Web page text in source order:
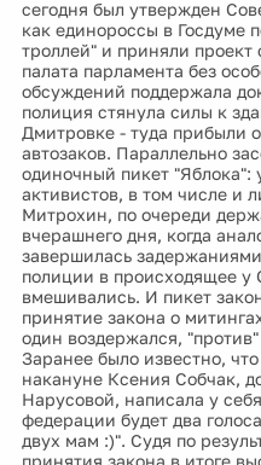
сегодня был утвержден
как единороссы в Госдуме
троллей" и приняли проект
палата парламента без
обсуждений поддержала
полиция стянула силы к
Дмитровке - туда прибыли
автозаков. Параллельно
одиночный пикет "Яблока":
активистов, в том числе и
Митрохин, по очереди
вчерашнего дня, когда
завершилась
полиции в происходящее у
вмешивались. И пикет
принятие закона о
один воздержался,
Заранее было известно,
накануне Ксения Собчак,
Нарусовой, написала у
федерации будет два
двух мам :)". Судя по